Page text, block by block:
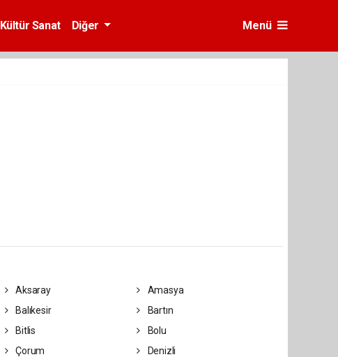
Kültür Sanat Diğer Menü
Aksaray
Amasya
Balıkesir
Bartın
Bitlis
Bolu
Çorum
Denizli